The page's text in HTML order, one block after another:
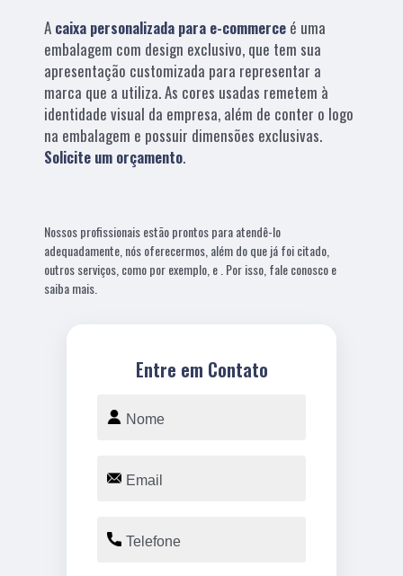
A caixa personalizada para e-commerce é uma
embalagem com design exclusivo, que tem sua
apresentação customizada para representar a
marca que a utiliza. As cores usadas remetem à
identidade visual da empresa, além de conter o logo
na embalagem e possuir dimensões exclusivas.
Solicite um orçamento.
Nossos profissionais estão prontos para atendê-lo
adequadamente, nós oferecermos, além do que já foi citado,
outros serviços, como por exemplo, e . Por isso, fale conosco e
saiba mais.
Entre em Contato